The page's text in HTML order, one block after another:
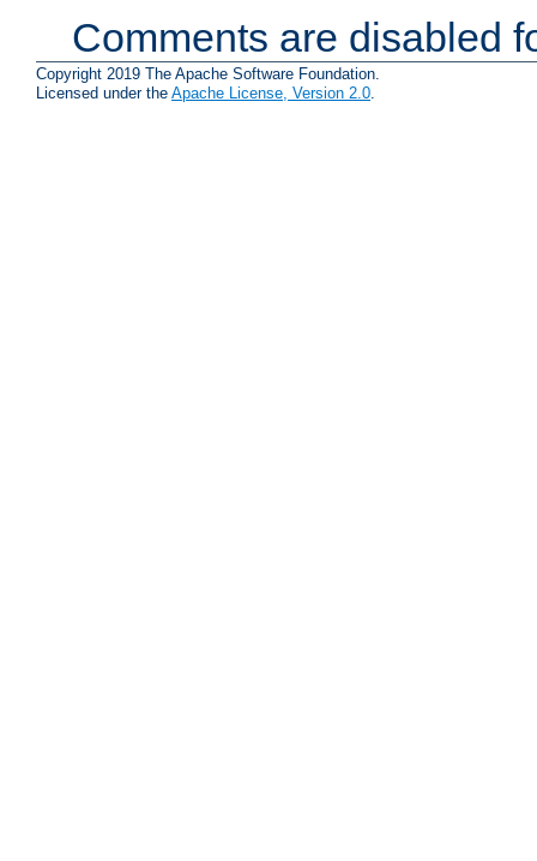
Comments are disabled
Copyright 2019 The Apache Software Foundation.
Licensed under the Apache License, Version 2.0.